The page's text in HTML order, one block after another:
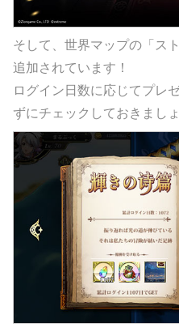
そして、世界マップの「ス
追加されています！
ログイン日数に応じてプレ
ずにチェックしておきましょ